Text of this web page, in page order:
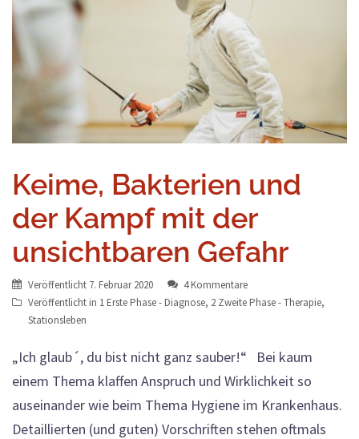
Keime, Bakterien und
der Kampf mit der
unsichtbaren Gefahr
Veröffentlicht 7. Februar 2020
4 Kommentare
Veröffentlicht in 1 Erste Phase - Diagnose, 2 Zweite Phase - Therapie,
Stationsleben
„Ich glaub´, du bist nicht ganz sauber!“ ­ Bei kaum
einem Thema klaffen Anspruch und Wirklichkeit so
auseinander wie beim Thema Hygiene im Krankenhaus.
Detaillierten (und guten) Vorschriften stehen oftmals